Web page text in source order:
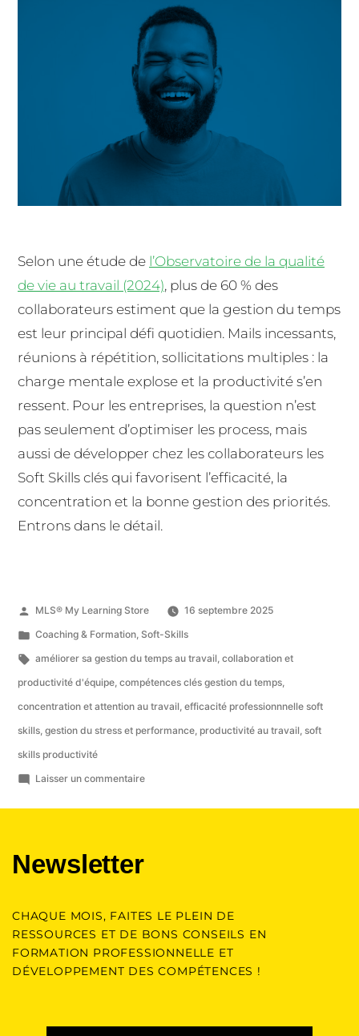
Selon une étude de l’Observatoire de la qualité
de vie au travail (2024), plus de 60 % des
collaborateurs estiment que la gestion du temps
est leur principal défi quotidien. Mails incessants,
réunions à répétition, sollicitations multiples : la
charge mentale explose et la productivité s’en
ressent. Pour les entreprises, la question n’est
pas seulement d’optimiser les process, mais
aussi de développer chez les collaborateurs les
Soft Skills clés qui favorisent l’efficacité, la
concentration et la bonne gestion des priorités.
Entrons dans le détail.
MLS® My Learning Store
16 septembre 2025
Coaching & Formation, Soft-Skills
améliorer sa gestion du temps au travail,collaboration et
productivité d'équipe, compétences clés gestion du temps,
concentration et attention au travail, efficacité professionnnelle soft
skills, gestion du stress et performance, productivité au travail, soft
skills productivité
Laisser un commentaire
Newsletter
CHAQUE MOIS, FAITES LE PLEIN DE
RESSOURCES ET DE BONS CONSEILS EN
FORMATION PROFESSIONNELLE ET
DÉVELOPPEMENT DES COMPÉTENCES !